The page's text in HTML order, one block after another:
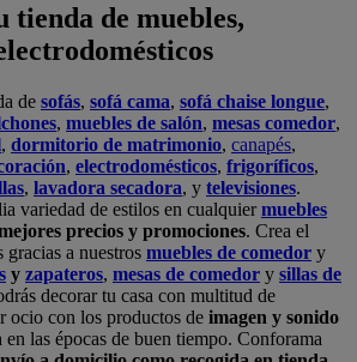
tienda de muebles,
de sofás, sofá cama, sofá chaise longue,
, muebles de salón, mesas comedor,
, dormitorio de matrimonio, canapés,
, electrodomésticos, frigoríficos,
, lavadora secadora, y televisiones.
variedad de estilos en cualquiermuebles
precios y promociones. Crea el
gracias a nuestros muebles de comedor y
y zapateros, mesas de comedor y sillas de
decorar tu casa con multitud de
ocio con los productos de imagen y sonido
en las épocas de buen tiempo. Conforama